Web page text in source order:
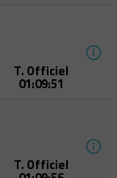
T. Officiel
01:09:51
T. Officiel